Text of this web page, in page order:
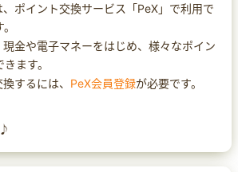
ポイント交換サービス「PeX」で利用で
金や電子マネーをはじめ、様々なポイン
ます。
するには、 PeX会員登録が必要です。